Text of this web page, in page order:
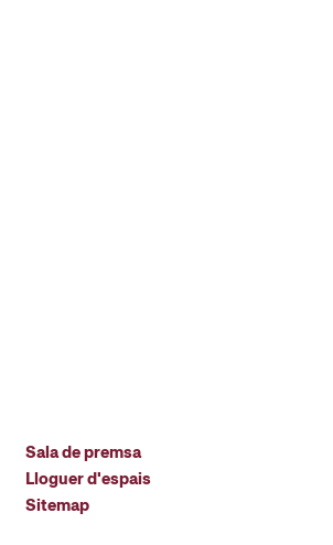
Sala de premsa
Lloguer d'espais
Sitemap